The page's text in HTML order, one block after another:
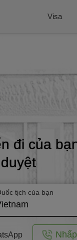
Visa
đi của
tịch của bạn